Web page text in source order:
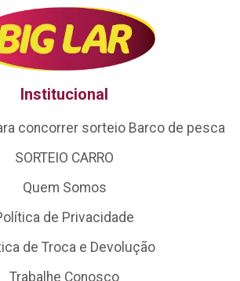
Institucional
concorrer sorteio Barco de pesca
SORTEIO CARRO
Quem Somos
de Privacidade
de Troca e Devolução
Trabalhe Conosco